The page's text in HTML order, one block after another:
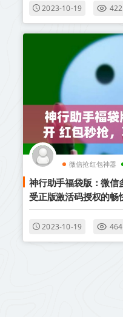
2023-10-19 422
微信抢红包神器
神行助手福袋版：微信
受正版激活码授权的畅
2023-10-19 464